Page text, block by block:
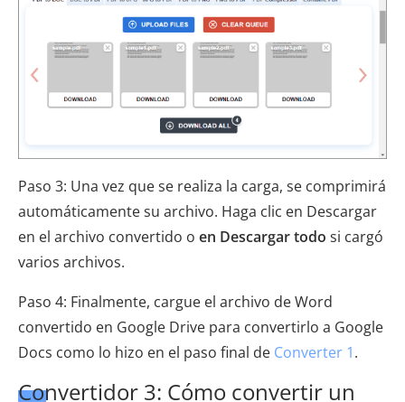
Paso 3: Una vez que se realiza la carga, se comprimirá
automáticamente su archivo. Haga clic en Descargar
en el archivo convertido o en Descargar todo si cargó
varios archivos.
Paso 4: Finalmente, cargue el archivo de Word
convertido en Google Drive para convertirlo a Google
Docs como lo hizo en el paso final de Converter 1.
Convertidor 3: Cómo convertir un